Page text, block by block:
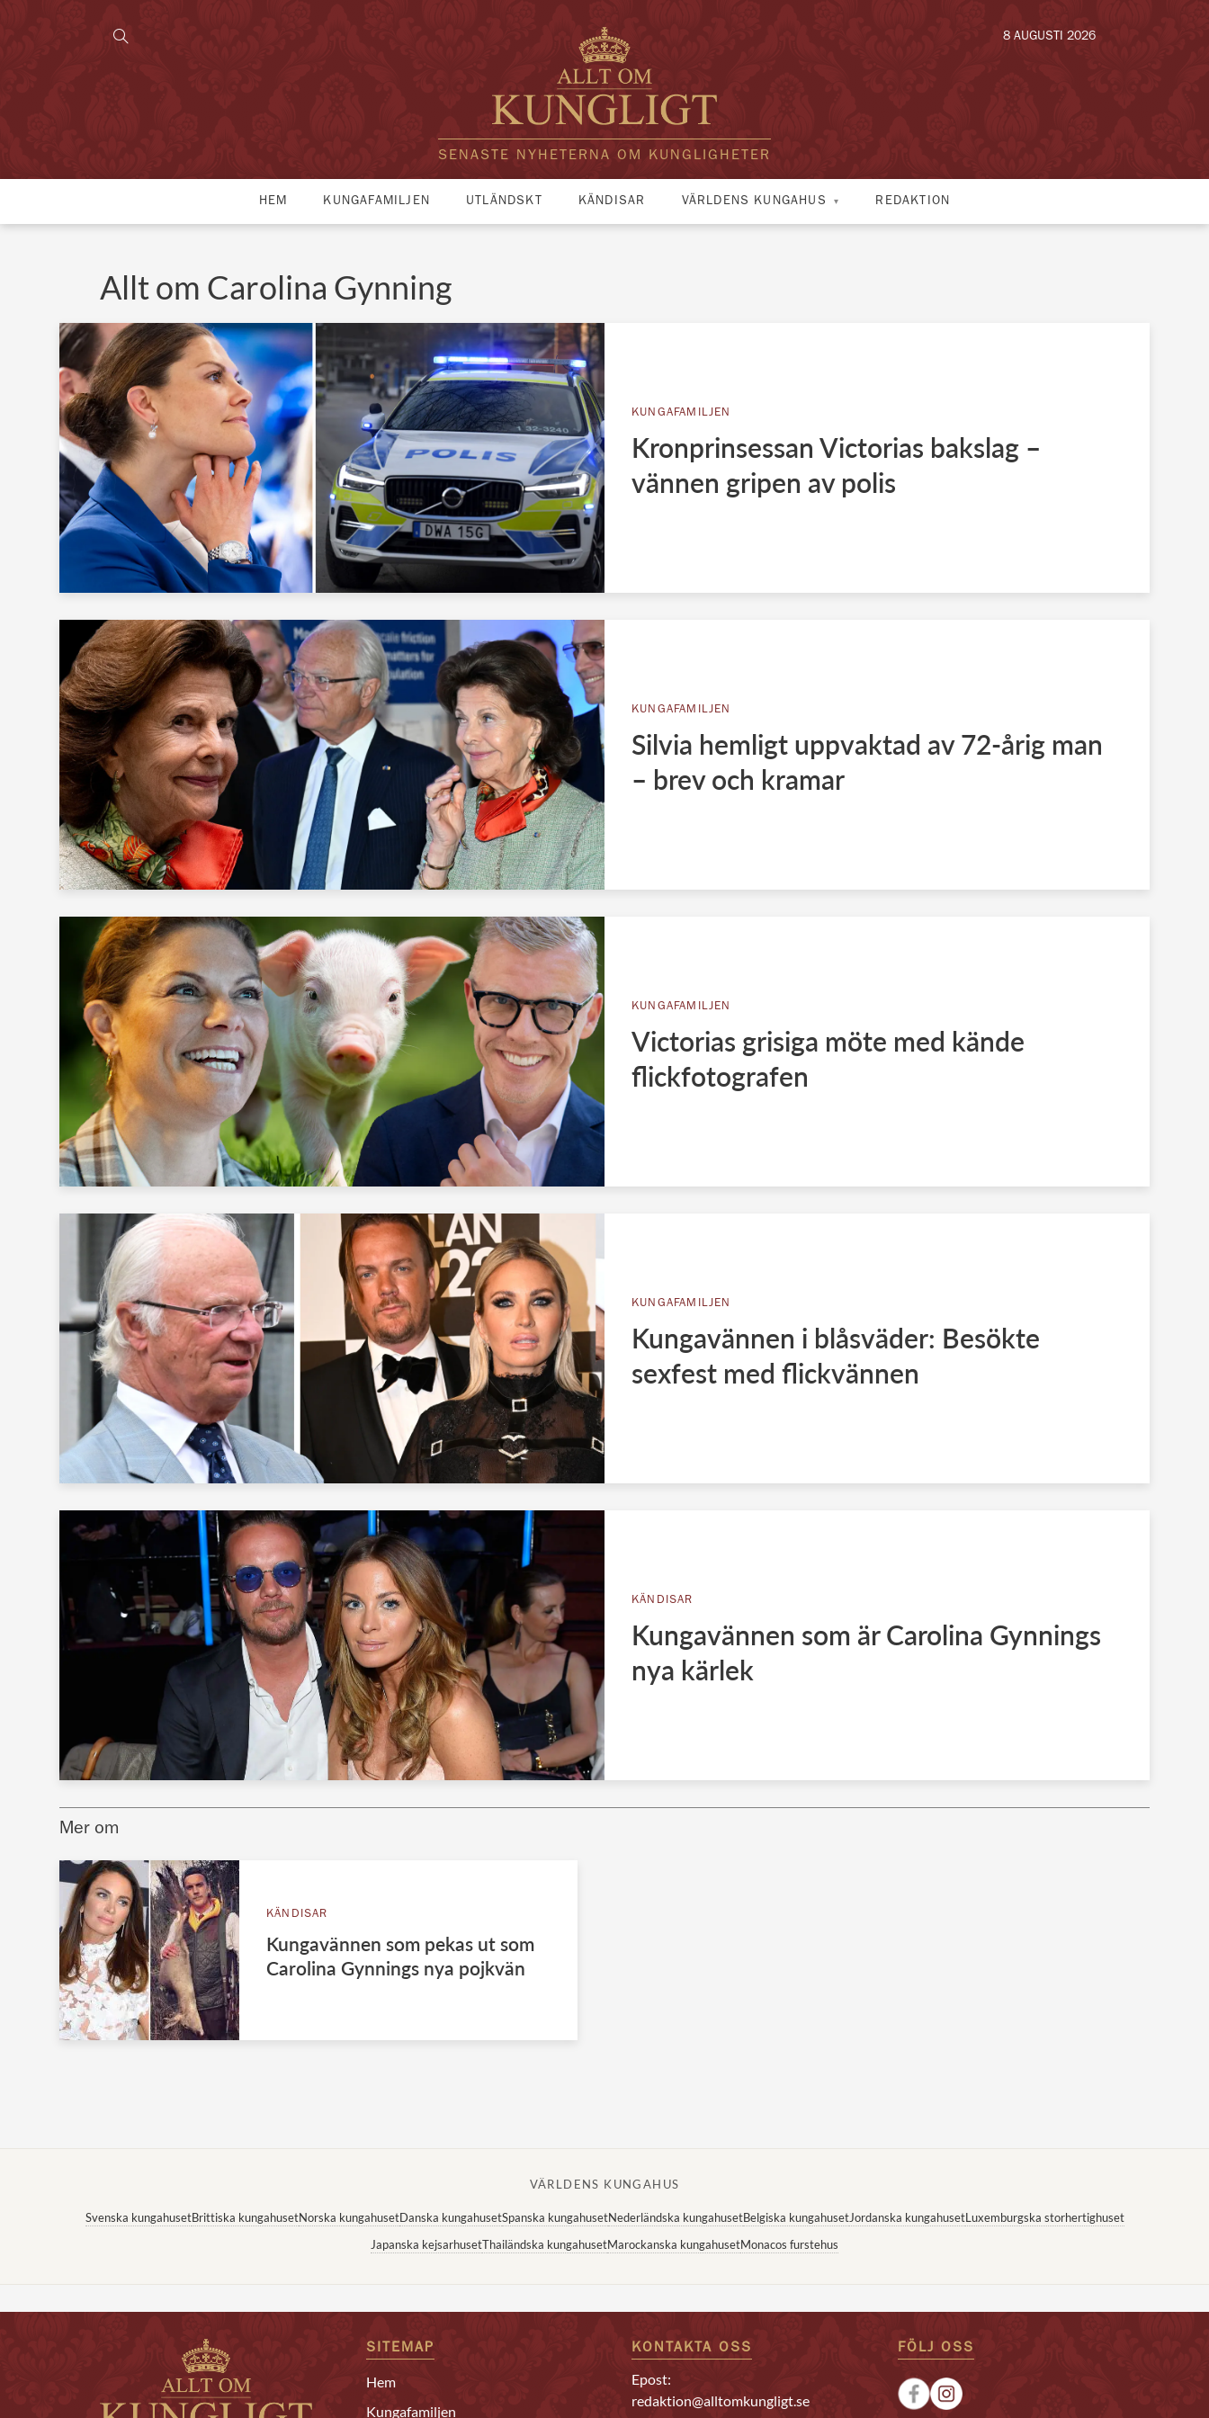
SENASTE NYHETERNA OM KUNGLIGHETER
8 AUGUSTI 2026
HEM KUNGAFAMILJEN UTLÄNDSKT KÄNDISAR VÄRLDENS KUNGAHUS REDAKTION
Allt om Carolina Gynning
KUNGAFAMILJEN
Kronprinsessan Victorias bakslag –
vännen gripen av polis
KUNGAFAMILJEN
Silvia hemligt uppvaktad av 72-årig man
– brev och kramar
KUNGAFAMILJEN
Victorias grisiga möte med kände
flickfotografen
KUNGAFAMILJEN
Kungavännen i blåsväder: Besökte
sexfest med flickvännen
KÄNDISAR
Kungavännen som är Carolina Gynnings
nya kärlek
Mer om
KÄNDISAR
Kungavännen som pekas ut som
Carolina Gynnings nya pojkvän
VÄRLDENS KUNGAHUS
Svenska kungahusetBrittiska kungahusetNorska kungahusetDanska kungahusetSpanska kungahusetNederländska kungahusetBelgiska kungahusetJordanska kungahusetLuxemburgska storhertighuset
Japanska kejsarhusetThailändska kungahusetMarockanska kungahusetMonacos furstehus
SITEMAP
Hem
Kungafamiljen
KONTAKTA OSS
Epost:
redaktion@alltomkungligt.se
FÖLJ OSS